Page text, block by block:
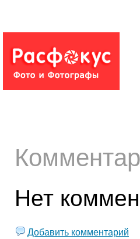
Нет
Добавить комментарий